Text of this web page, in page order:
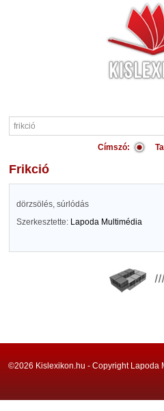
Címszó:
frikció
dörzsölés, súrlódás
Szerkesztette: Lapoda Multimédia
©2026 Kislexikon.hu - Copyright Lapoda